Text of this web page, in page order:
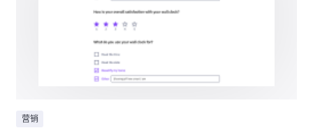
Brand story
营销